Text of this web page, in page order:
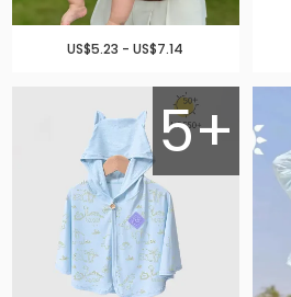
US$5.23 - US$7.14
5+